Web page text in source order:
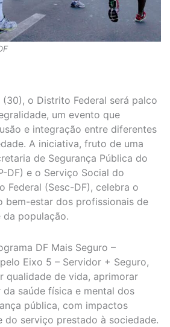
o Distrito Federal será palco
um evento que
e integração entre diferentes
A iniciativa, fruto de uma
de Segurança Pública do
DF) e o Serviço Social do
Federal (Sesc-DF), celebra o
bem-estar dos profissionais de
da população.
DF Mais Seguro –
Eixo 5 – Servidor + Seguro,
qualidade de vida, aprimorar
saúde física e mental dos
pública, com impactos
do serviço prestado à sociedade.